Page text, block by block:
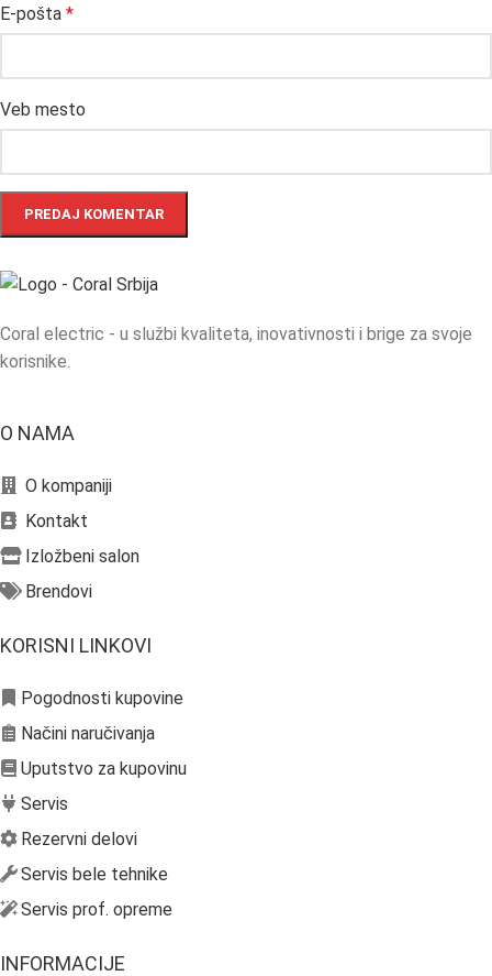
E-pošta *
Veb mesto
Coral electric - u službi kvaliteta, inovativnosti i brige za svoje
korisnike.
O NAMA
O kompaniji
Kontakt
Izložbeni salon
Brendovi
KORISNI LINKOVI
Pogodnosti kupovine
Načini naručivanja
Uputstvo za kupovinu
Servis
Rezervni delovi
Servis bele tehnike
Servis prof. opreme
INFORMACIJE